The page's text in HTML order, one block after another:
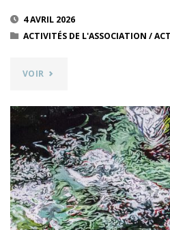
ET
–
4 AVRIL 2026
ACTIVITÉS DE L'ASSOCIATION /
VOIR "À
IBIS
STYLE
:
BRUNO